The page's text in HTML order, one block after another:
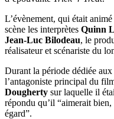
L’évènement, qui était
scène les interprètes Quinn
Jean-Luc Bilodeau, le
réalisateur et scénariste du
Durant la période dédiée
l’antagoniste principal du
Dougherty sur laquelle il
répondu qu’il “aimerait
égard”.